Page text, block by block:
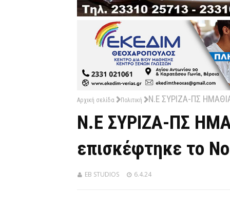
Αρχική σελίδα Πολιτική Ν.Ε ΣΥΡΙΖΑ-ΠΣ
Ν.Ε ΣΥΡΙΖΑ-ΠΣ
επισκέφτηκε το
EB STUDIOS 6.4.24